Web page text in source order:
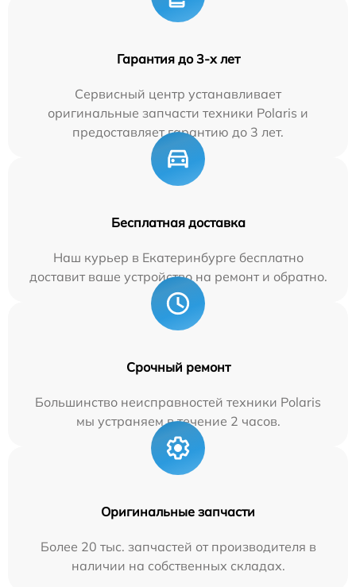
Гарантия до 3-х лет
Сервисный центр устанавливает
оригинальные запчасти техники Polaris и
предоставляет гарантию до 3 лет.
Бесплатная доставка
Наш курьер в Екатеринбурге бесплатно
доставит ваше устройство на ремонт и обратно.
Срочный ремонт
Большинство неисправностей техники Polaris
мы устраняем в течение 2 часов.
Оригинальные запчасти
Более 20 тыс. запчастей от производителя в
наличии на собственных складах.